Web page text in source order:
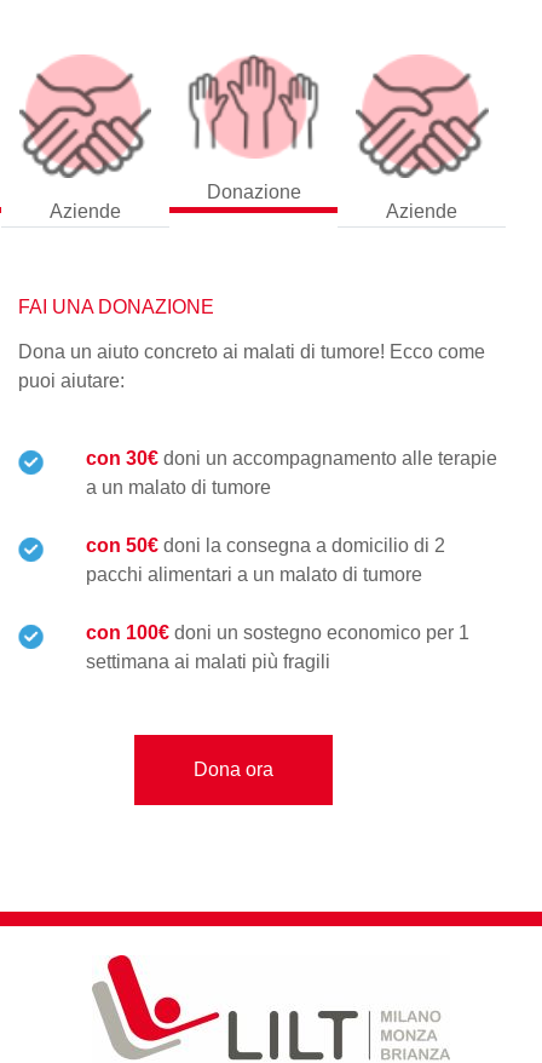
Aziende
Donazione
Aziende
FAI UNA DONAZIONE
Dona un aiuto concreto ai malati di tumore! Ecco come
puoi aiutare:
con 30€ doni un accompagnamento alle terapie
a un malato di tumore
con 50€ doni la consegna a domicilio di 2
pacchi alimentari a un malato di tumore
con 100€ doni un sostegno economico per 1
settimana ai malati più fragili
Dona ora